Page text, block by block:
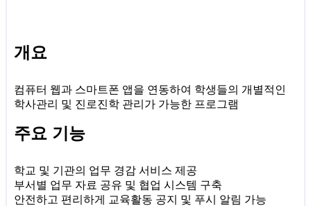
개요
컴퓨터 웹과 스마트폰 앱을 연동하여 학생들의 개별적인
학사관리 및 진로진학 관리가 가능한 프로그램
주요 기능
학교 및 기관의 업무 경감 서비스 제공
부서별 업무 자료 공유 및 협업 시스템 구축
안전하고 편리하게 교육활동 공지 및 푸시 알림 가능